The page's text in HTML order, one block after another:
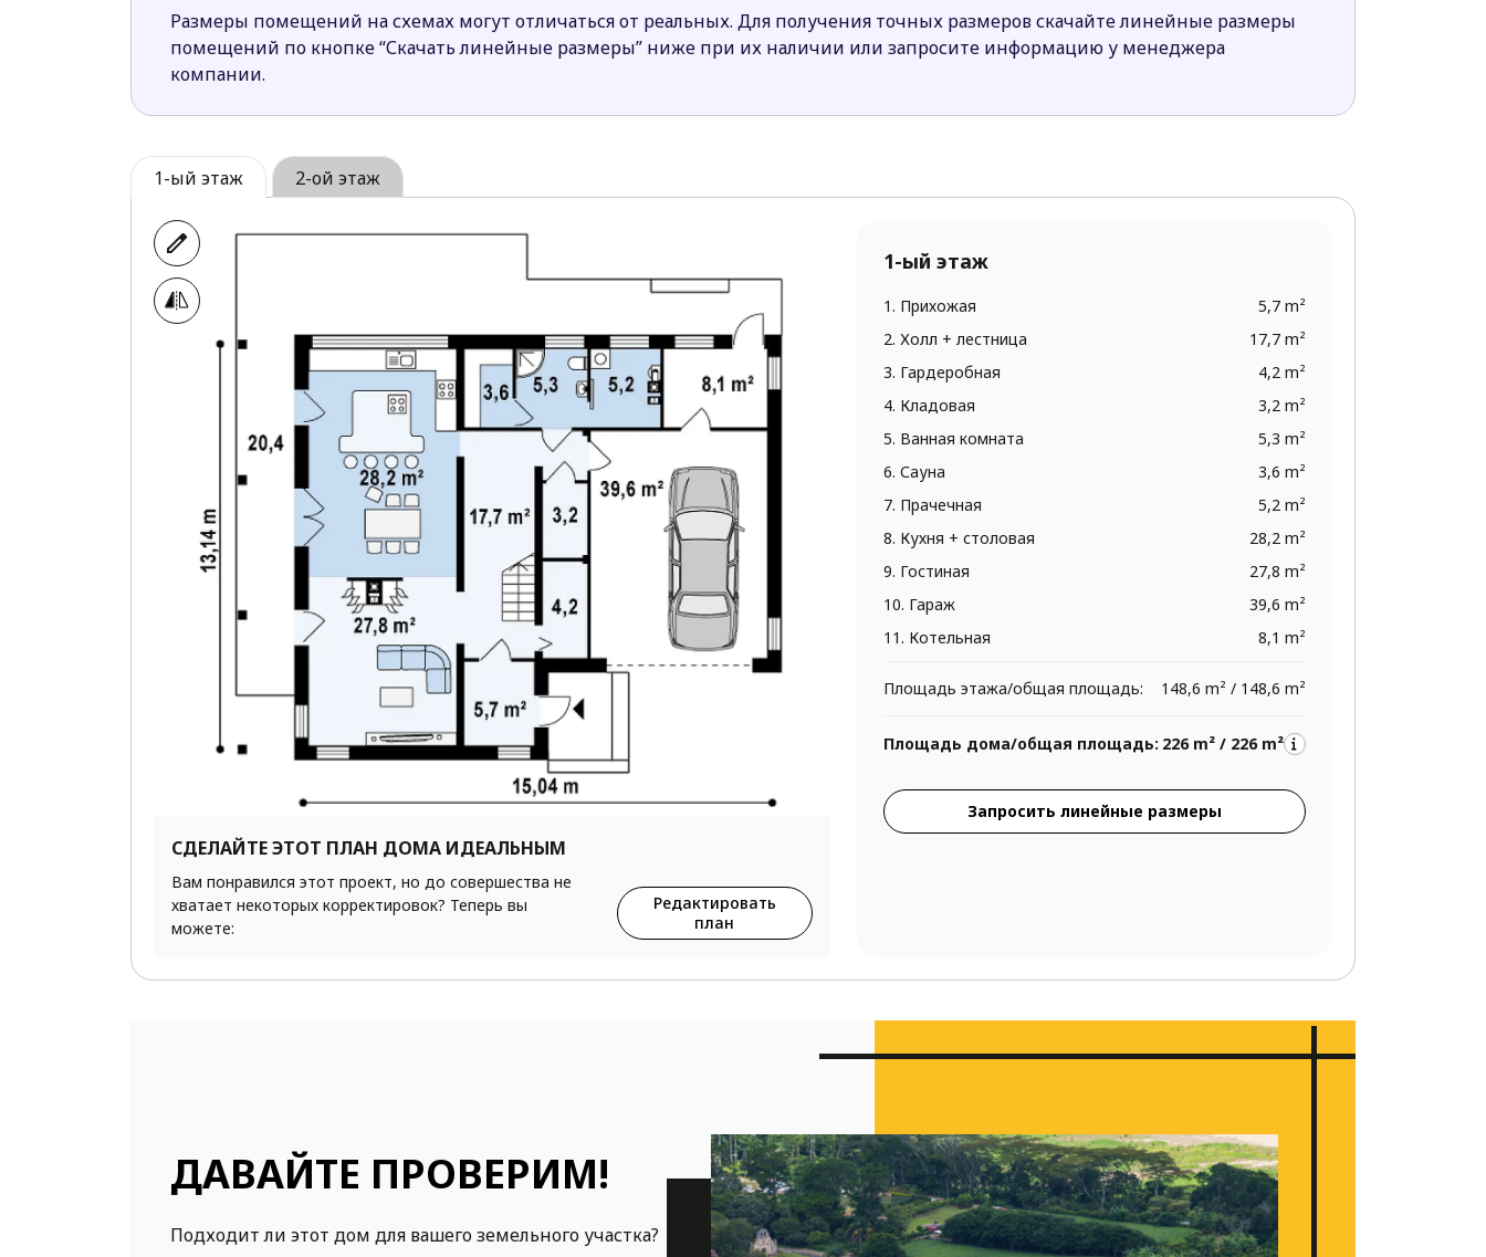
Размеры помещений на схемах могут отличаться от реальных. Для получения точных размеров скачайте линейные размеры
помещений по кнопке “Скачать линейные размеры” ниже при их наличии или запросите информацию у менеджера
компании.
1-ый этаж 2-ой этаж
СДЕЛАЙТЕ ЭТОТ ПЛАН ДОМА ИДЕАЛЬНЫМ
Вам понравился этот проект, но до совершества не
хватает некоторых корректировок? Теперь вы
можете:
Редактировать
план
1-ый этаж
1. Прихожая
5,7 m²
2. Холл + лестница
17,7 m²
3. Гардеробная
4,2 m²
4. Кладовая
3,2 m²
5. Ванная комната
5,3 m²
6. Сауна
3,6 m²
7. Прачечная
5,2 m²
8. Кухня + столовая
28,2 m²
9. Гостиная
27,8 m²
10. Гараж
39,6 m²
11. Котельная
8,1 m²
Площадь этажа/общая площадь: 148,6 m² / 148,6 m²
Площадь дома/общая площадь: 226 m² / 226 m²
Запросить линейные размеры
ДАВАЙТЕ ПРОВЕРИМ!
Подходит ли этот дом для вашего земельного участка?